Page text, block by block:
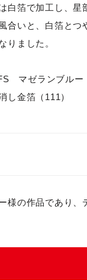
白箔で加工し、星
合いと、白箔とつ
りました。
マゼランブル
金箔（111）
様の作品であり